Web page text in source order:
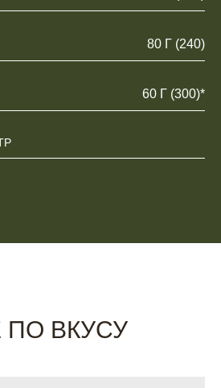
80 Г (240)
60 Г (300)*
ВКУСУ